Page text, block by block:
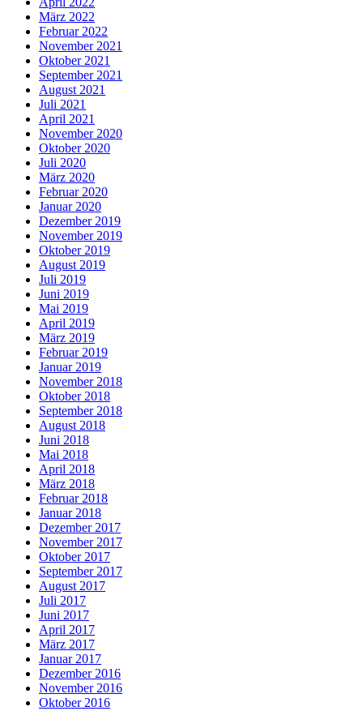
März 2022
Februar 2022
November 2021
Oktober 2021
September 2021
August 2021
Juli 2021
April 2021
November 2020
Oktober 2020
Juli 2020
März 2020
Februar 2020
Januar 2020
Dezember 2019
November 2019
Oktober 2019
August 2019
Juli 2019
Juni 2019
Mai 2019
April 2019
März 2019
Februar 2019
Januar 2019
November 2018
Oktober 2018
September 2018
August 2018
Juni 2018
Mai 2018
April 2018
März 2018
Februar 2018
Januar 2018
Dezember 2017
November 2017
Oktober 2017
September 2017
August 2017
Juli 2017
Juni 2017
April 2017
März 2017
Januar 2017
Dezember 2016
November 2016
Oktober 2016